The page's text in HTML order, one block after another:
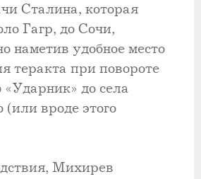
Сталина, которая
Гагр, до Сочи,
наметив удобное место
теракта при повороте
до села
вроде этого
Михирев